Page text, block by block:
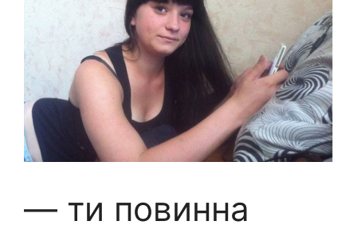
— ти повинна